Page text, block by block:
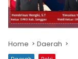
Home Daerah